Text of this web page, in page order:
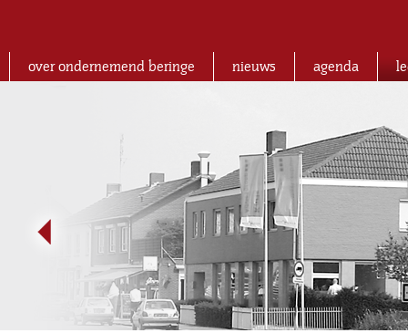
over ondernemend beringe nieuws agenda